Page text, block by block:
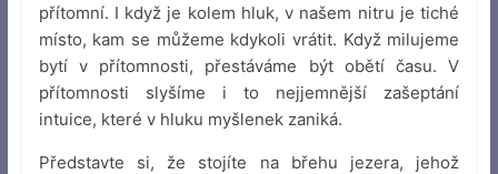
přítomní. I když je kolem hluk, v našem nitru je tiché
místo, kam se můžeme kdykoli vrátit. Když milujeme
bytí v přítomnosti, přestáváme být obětí času. V
přítomnosti slyšíme i to nejjemnější zašeptání
intuice, které v hluku myšlenek zaniká.
Představte si, že stojíte na břehu jezera, jehož